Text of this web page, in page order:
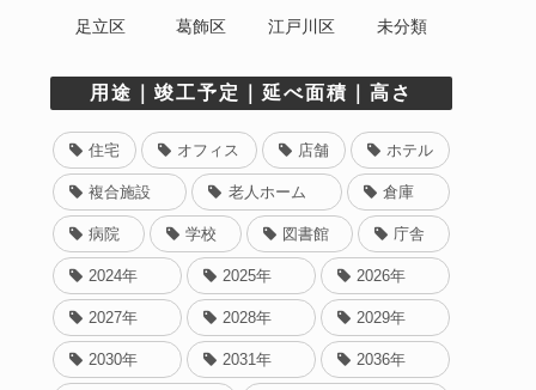
足立区
葛飾区 江戸川区 未分類
用途｜竣工予定｜延べ面積｜高さ
住宅 オフィス 店舗 ホテル
複合施設 老人ホーム 倉庫
病院 学校 図書館 庁舎
2024年 2025年 2026年
2027年 2028年 2029年
2030年 2031年 2036年